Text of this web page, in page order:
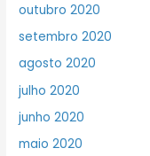
outubro 2020
setembro 2020
agosto 2020
julho 2020
junho 2020
maio 2020